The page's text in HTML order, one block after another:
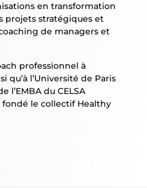
en transformation
projets stratégiques et
de managers et
professionnel à
qu’à l’Université de Paris
l’EMBA du CELSA
fondé le collectif Healthy